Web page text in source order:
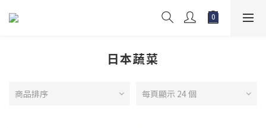
日本蔬菜
商品排序 每頁顯示 24 個